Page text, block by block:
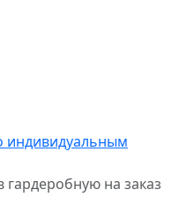
индивидуальным
на заказ